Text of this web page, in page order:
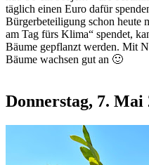
täglich einen Euro dafür
Bürgerbeteiligung schon heute
am Tag fürs Klima“ spendet,
Bäume gepflanzt werden. Mit
Bäume wachsen gut an 🙂
Donnerstag, 7. Mai